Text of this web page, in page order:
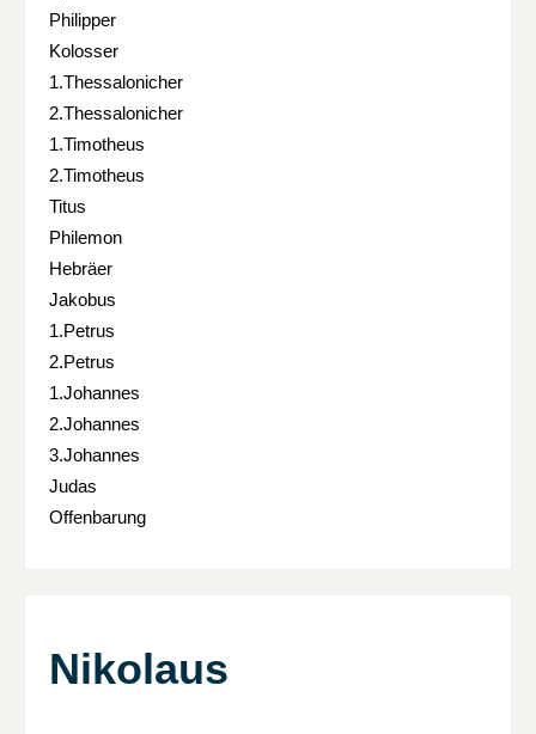
Philipper
Kolosser
1.Thessalonicher
2.Thessalonicher
1.Timotheus
2.Timotheus
Titus
Philemon
Hebräer
Jakobus
1.Petrus
2.Petrus
1.Johannes
2.Johannes
3.Johannes
Judas
Offenbarung
Nikolaus